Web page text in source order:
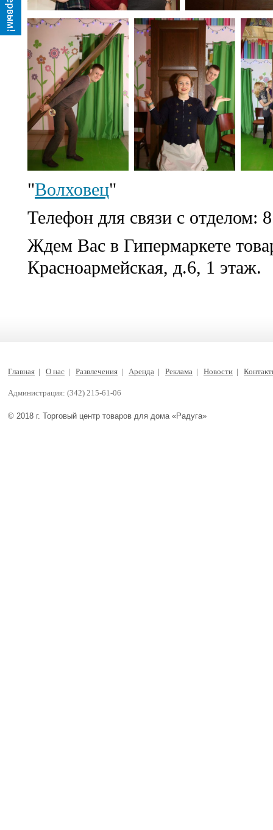
"Волховец"
Телефон для связи с отделом:
Ждем Вас в Гипермаркете
Красноармейская, д.6, 1 этаж.
Администрация: (342) 215-61-06
© 2018 г. Торговый центр товаров для дома «Радуга»
Главная | О нас | Развлечения | Аренда | Реклама | Новости |